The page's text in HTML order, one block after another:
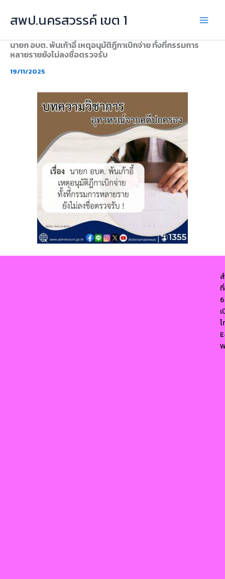
สพป.นครสวรรค์ เขต 1
นายก อบต. พ้นเก้าอี้ เหตุอนุมัติฎีกาเบิกจ่าย ทั้งที่กรรมการ
หลายรายยังไม่ลงชื่อตรวจรับ
19/11/2025